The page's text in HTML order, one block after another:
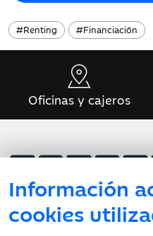
Renting
# Financiación
#
Información
cookies
Oficinas y cajeros
Atención al cliente